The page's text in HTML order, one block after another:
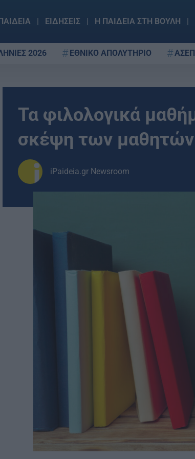
ΕΙΔΗΣΕΙΣ Η ΠΑΙΔΕΙΑ ΣΤΗ ΒΟΥΛΗ
2026 ΕΘΝΙΚΟ ΑΠΟΛΥΤΗΡΙΟ ΑΣΕΠ
Τα φιλολογικά
σκέψη των μαθητών
iPaideia.gr Newsroom